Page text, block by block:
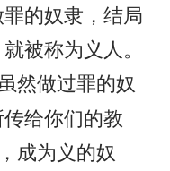
的奴隶，结局
被称为义人。
然做过罪的奴
给你们的教
成为义的奴